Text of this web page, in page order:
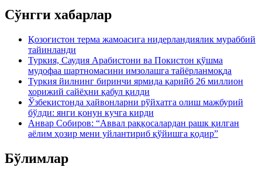
Сўнгги хабарлар
Қозоғистон терма жамоасига нидерландиялик мураббий
тайинланди
Туркия, Саудия Арабистони ва Покистон қўшма
мудофаа шартномасини имзолашга тайёрланмоқда
Туркия йилнинг биринчи ярмида қарийб 26 миллион
хорижий сайёҳни қабул қилди
Ўзбекистонда ҳайвонларни рўйхатга олиш мажбурий
бўлди: янги қонун кучга кирди
Анвар Собиров: “Аввал раққосалардан рашк қилган
аёлим ҳозир мени уйлантириб қўйишга қодир”
Бўлимлар